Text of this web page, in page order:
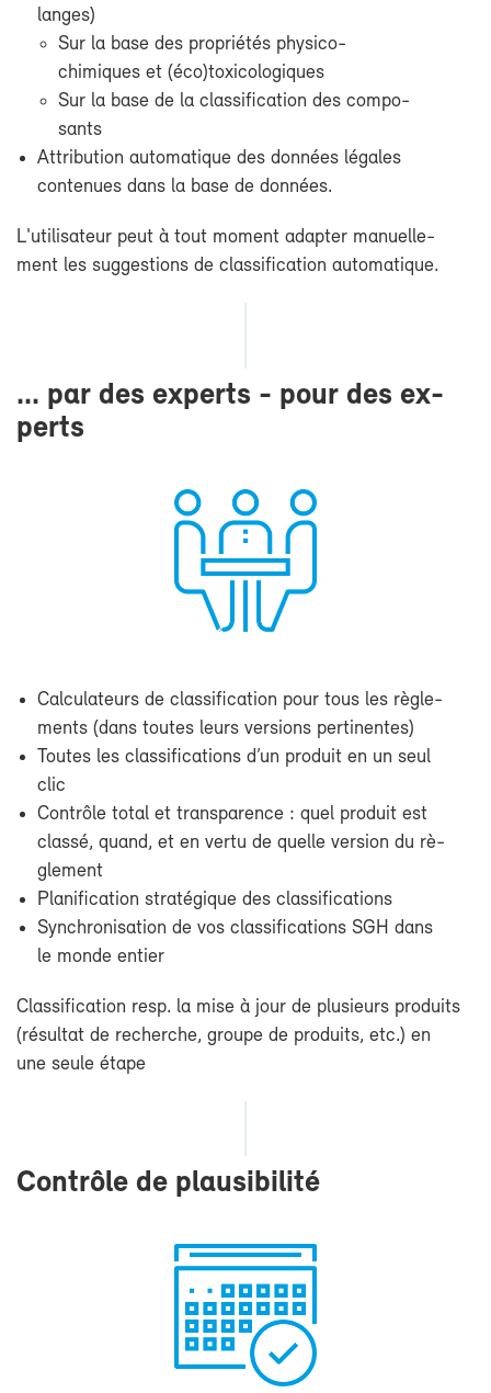
langes)
Sur la base des pro­prié­tés physico-​
chimiques et (éco)toxi­co­lo­giques
Sur la base de la clas­si­fi­ca­tion des com­po­
sants
At­tri­bu­tion au­to­ma­tique des don­nées lé­gales
conte­nues dans la base de don­nées.
L'uti­li­sa­teur peut à tout mo­ment adap­ter ma­nuel­le­
ment les sug­ges­tions de clas­si­fi­ca­tion au­to­ma­tique.
... par des ex­perts - pour des ex­
perts
Cal­cu­la­teurs de clas­si­fi­ca­tion pour tous les rè­gle­
ments (dans toutes leurs ver­sions per­ti­nentes)
Toutes les clas­si­fi­ca­tions d’un pro­duit en un seul
clic
Contrôle to­tal et trans­pa­rence : quel pro­duit est
clas­sé, quand, et en ver­tu de quelle ver­sion du rè­
gle­ment
Pla­ni­fi­ca­tion stra­té­gique des clas­si­fi­ca­tions
Syn­chro­ni­sa­tion de vos clas­si­fi­ca­tions SGH dans
le monde en­tier
Clas­si­fi­ca­tion re­sp. la mise à jour de plu­sieurs pro­duits
(ré­sul­tat de re­cherche, groupe de pro­duits, etc.) en
une seule étape
Contrôle de plau­si­bi­li­té